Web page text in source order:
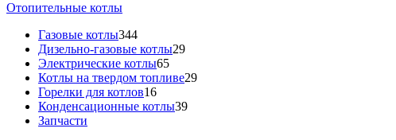
Отопительные котлы
Газовые котлы344
Дизельно-газовые котлы29
Электрические котлы65
Котлы на твердом топливе29
Горелки для котлов16
Конденсационные котлы39
Запчасти